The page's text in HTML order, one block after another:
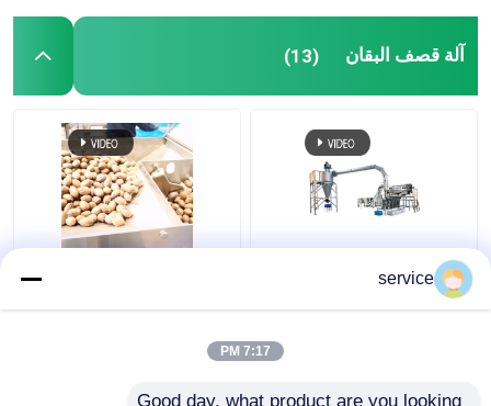
آلة قصف البقان (13)
آلة قذف الفول السوداني
السريع
220 فولت 100000 قطعة
كل ساعة
service
7:17 PM
Good day, what product are you looking